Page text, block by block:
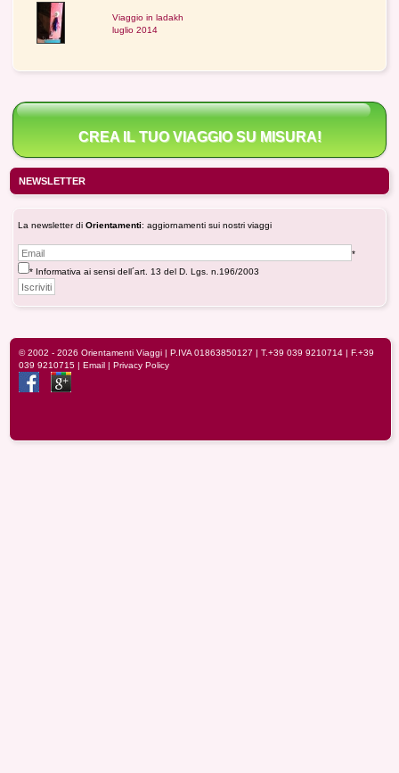
Viaggio in ladakh
luglio 2014
CREA IL TUO VIAGGIO SU MISURA!
NEWSLETTER
La newsletter di Orientamenti: aggiornamenti sui nostri viaggi
*
* Informativa ai sensi dell´art. 13 del D. Lgs. n.196/2003
© 2002 - 2026 Orientamenti Viaggi | P.IVA 01863850127 | T.+39 039 9210714 | F.+39
039 9210715 | Email | Privacy Policy